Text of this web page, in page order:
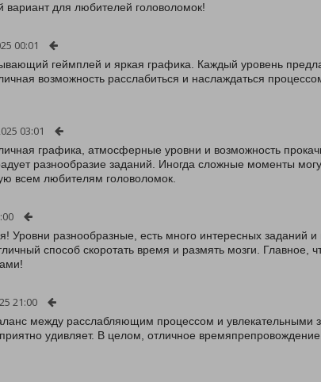
вариант для любителей головоломок!
00:01
геймплей и яркая графика. Каждый уровень
возможность расслабиться и наслаждаться
03:01
графика, атмосферные уровни и возможность
разнообразие заданий. Иногда сложные моменты
всем любителям головоломок.
Уровни разнообразные, есть много интересных заданий
способ скоротать время и размять мозги. Главное,
21:00
между расслабляющим процессом и увлекательными
удивляет. В целом, отличное